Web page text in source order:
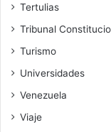
Tertulias
Tribunal
Turismo
Universidades
Venezuela
Viaje